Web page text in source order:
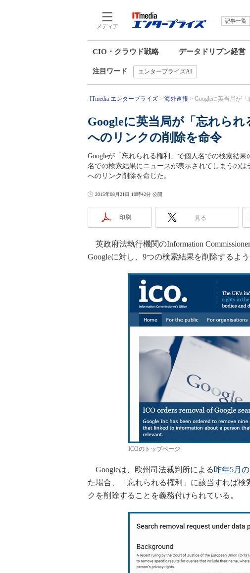
メディア
記事一覧
CIO・クラウド戦略 データドリブン経営
注目ワード エンタープライズAI
ITmedia エンタープライズ 海外速報 Googleに英当局が
Googleに英当局が「忘れら
へのリンクの削除を命令
Googleが「忘れられる権利」で個人名での検索結
名での検索結果にニュースが表示されてしまうの
へのリンク削除を命じた。
2015年08月21日 10時42分 公開
印刷 見る
英政府法執行機関のInformation
Googleに対し、9つの検索結果を削除するよ
ICOのトップページ
Googleは、欧州司法裁判所による昨年5月
た場合、「忘れられる権利」に該当すれば
クを削除することを義務付けられている。